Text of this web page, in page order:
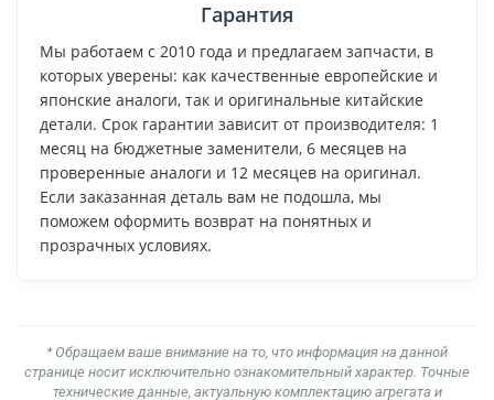
Гарантия
Мы работаем с 2010 года и предлагаем запчасти, в
которых уверены: как качественные европейские и
японские аналоги, так и оригинальные китайские
детали. Срок гарантии зависит от производителя: 1
месяц на бюджетные заменители, 6 месяцев на
проверенные аналоги и 12 месяцев на оригинал.
Если заказанная деталь вам не подошла, мы
поможем оформить возврат на понятных и
прозрачных условиях.
* Обращаем ваше внимание на то, что информация на данной
странице носит исключительно ознакомительный характер. Точные
технические данные, актуальную комплектацию агрегата и